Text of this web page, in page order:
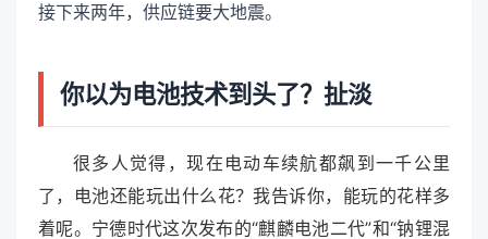
接下来两年，供应链要大地震。
你以为电池技术到头了？扯淡
很多人觉得，现在电动车续航都飙到一千公里
了，电池还能玩出什么花？我告诉你，能玩的花样多
着呢。宁德时代这次发布的“麒麟电池二代”和“钠锂混